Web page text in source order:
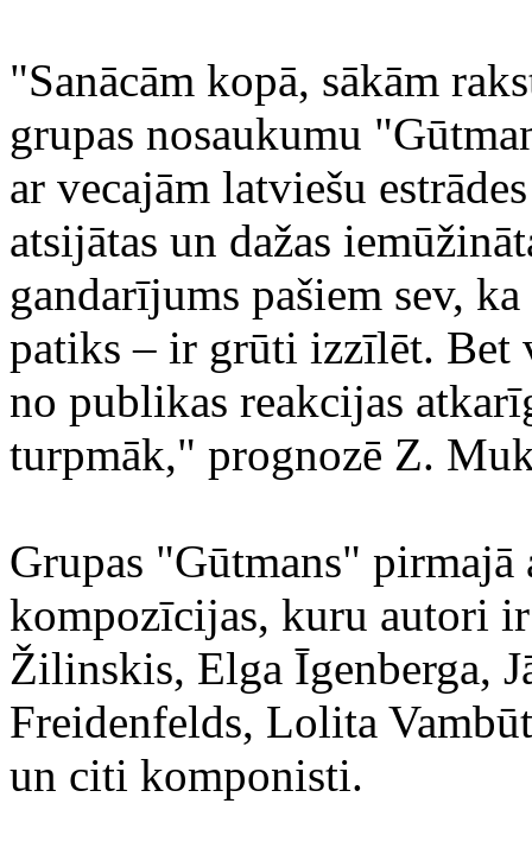
"Sanācām kopā, sākām
grupas nosaukumu
ar vecajām latviešu
atsijātas un dažas
gandarījums pašiem sev,
patiks – ir grūti izzīlēt. Bet
no publikas reakcijas
turpmāk," prognozē Z.
Grupas "Gūtmans" pirmajā
kompozīcijas, kuru autori
Žilinskis, Elga Īgenberga,
Freidenfelds, Lolita
un citi komponisti.